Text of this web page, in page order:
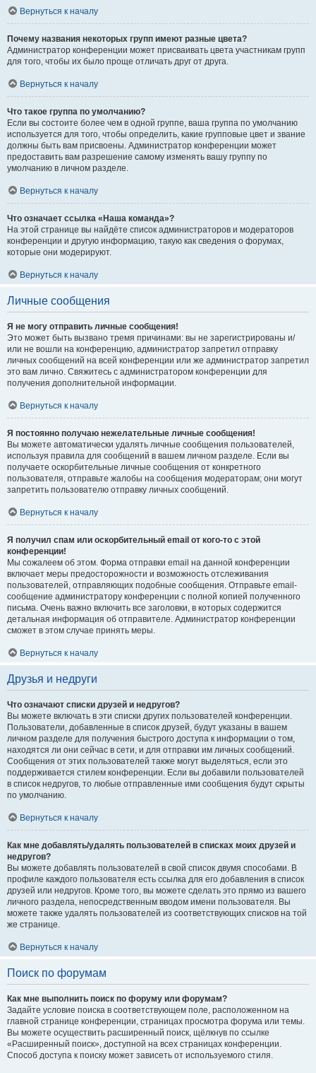
Вернуться к началу
Почему названия некоторых групп имеют разные цвета?
Администратор конференции может присваивать цвета участникам групп
для того, чтобы их было проще отличать друг от друга.
Вернуться к началу
Что такое группа по умолчанию?
Если вы состоите более чем в одной группе, ваша группа по умолчанию
используется для того, чтобы определить, какие групповые цвет и звание
должны быть вам присвоены. Администратор конференции может
предоставить вам разрешение самому изменять вашу группу по
умолчанию в личном разделе.
Вернуться к началу
Что означает ссылка «Наша команда»?
На этой странице вы найдёте список администраторов и модераторов
конференции и другую информацию, такую как сведения о форумах,
которые они модерируют.
Вернуться к началу
Личные сообщения
Я не могу отправить личные сообщения!
Это может быть вызвано тремя причинами: вы не зарегистрированы и/
или не вошли на конференцию, администратор запретил отправку
личных сообщений на всей конференции или же администратор запретил
это вам лично. Свяжитесь с администратором конференции для
получения дополнительной информации.
Вернуться к началу
Я постоянно получаю нежелательные личные сообщения!
Вы можете автоматически удалять личные сообщения пользователей,
используя правила для сообщений в вашем личном разделе. Если вы
получаете оскорбительные личные сообщения от конкретного
пользователя, отправьте жалобы на сообщения модераторам; они могут
запретить пользователю отправку личных сообщений.
Вернуться к началу
Я получил спам или оскорбительный email от кого-то с этой
конференции!
Мы сожалеем об этом. Форма отправки email на данной конференции
включает меры предосторожности и возможность отслеживания
пользователей, отправляющих подобные сообщения. Отправьте email-
сообщение администратору конференции с полной копией полученного
письма. Очень важно включить все заголовки, в которых содержится
детальная информация об отправителе. Администратор конференции
сможет в этом случае принять меры.
Вернуться к началу
Друзья и недруги
Что означают списки друзей и недругов?
Вы можете включать в эти списки других пользователей конференции.
Пользователи, добавленные в список друзей, будут указаны в вашем
личном разделе для получения быстрого доступа к информации о том,
находятся ли они сейчас в сети, и для отправки им личных сообщений.
Сообщения от этих пользователей также могут выделяться, если это
поддерживается стилем конференции. Если вы добавили пользователей
в список недругов, то любые отправленные ими сообщения будут скрыты
по умолчанию.
Вернуться к началу
Как мне добавлять/удалять пользователей в списках моих друзей и
недругов?
Вы можете добавлять пользователей в свой список двумя способами. В
профиле каждого пользователя есть ссылка для его добавления в список
друзей или недругов. Кроме того, вы можете сделать это прямо из вашего
личного раздела, непосредственным вводом имени пользователя. Вы
можете также удалять пользователей из соответствующих списков на той
же странице.
Вернуться к началу
Поиск по форумам
Как мне выполнить поиск по форуму или форумам?
Задайте условие поиска в соответствующем поле, расположенном на
главной странице конференции, страницах просмотра форума или темы.
Вы можете осуществить расширенный поиск, щёлкнув по ссылке
«Расширенный поиск», доступной на всех страницах конференции.
Способ доступа к поиску может зависеть от используемого стиля.